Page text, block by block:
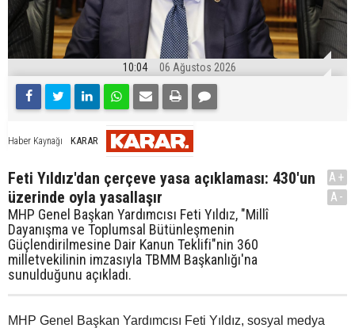
10:04 06 Ağustos 2026
Haber Kaynağı KARAR
Feti Yıldız'dan çerçeve yasa açıklaması: 430'un
üzerinde oyla yasallaşır
MHP Genel Başkan Yardımcısı Feti Yıldız, "Millî
Dayanışma ve Toplumsal Bütünleşmenin
Güçlendirilmesine Dair Kanun Teklifi"nin 360
milletvekilinin imzasıyla TBMM Başkanlığı'na
sunulduğunu açıkladı.
A+
A-
MHP Genel Başkan Yardımcısı Feti Yıldız, sosyal medya